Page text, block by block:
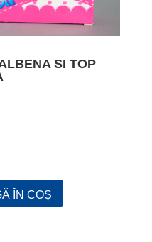
SI TOP
ÎN COȘ